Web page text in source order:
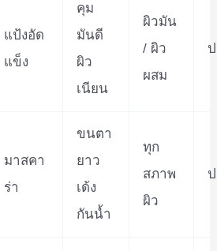
แป้งอัด
แข็ง
คุม
มันดี
ผิว
เนียน
ผิวมัน
/ ผิว
ผสม
มาสคา
ร่า
ขนตา
ยาว
เด้ง
กันน้ำ
ทุก
สภาพ
ผิว